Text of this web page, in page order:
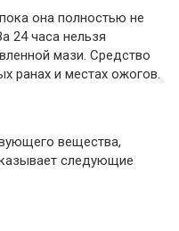
она полностью не
24 часа нельзя
мази. Средство
ранах и местах ожогов.
вещества,
следующие